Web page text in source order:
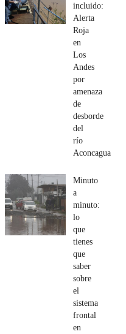
incluido:
Alerta
Roja
en
Los
Andes
por
amenaza
de
desborde
del
río
Aconcagua
Minuto
a
minuto:
lo
que
tienes
que
saber
sobre
el
sistema
frontal
en